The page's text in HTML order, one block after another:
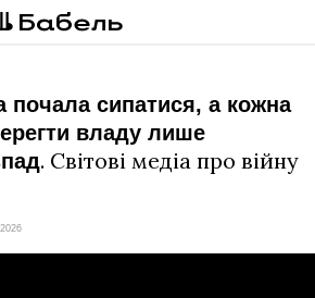
почала сипатися, а кожна
владу лише
. Світові медіа про війну